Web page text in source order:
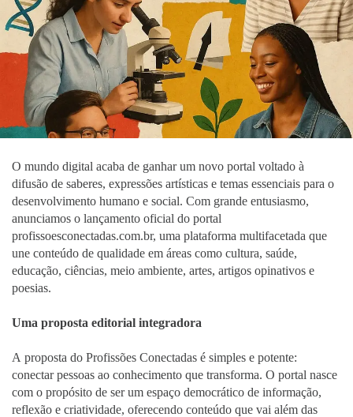
O mundo digital acaba de ganhar um novo portal voltado à
difusão de saberes, expressões artísticas e temas essenciais para o
desenvolvimento humano e social. Com grande entusiasmo,
anunciamos o lançamento oficial do portal
profissoesconectadas.com.br, uma plataforma multifacetada que
une conteúdo de qualidade em áreas como cultura, saúde,
educação, ciências, meio ambiente, artes, artigos opinativos e
poesias.
Uma proposta editorial integradora
A proposta do Profissões Conectadas é simples e potente:
conectar pessoas ao conhecimento que transforma. O portal nasce
com o propósito de ser um espaço democrático de informação,
reflexão e criatividade, oferecendo conteúdo que vai além das